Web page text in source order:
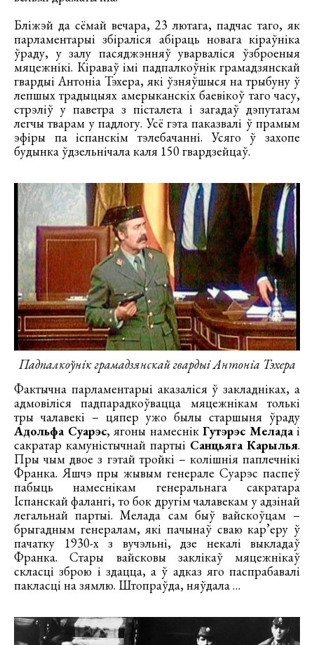
Бліжэй да сёмай вечара, 23 лютага, падчас таго, як
парламентарыі збіраліся абіраць новага кіраўніка
ўраду, у залу пасяджэнняў уварваліся ўзброеныя
мяцежнікі. Кіраваў імі падпалкоўнік грамадзянскай
гвардыі Антоніа Тэхера, які ўзняўшыся на трыбуну ў
лепшых традыцыях амерыканскіх баевікоў таго часу,
стрэліў у паветра з пісталета і загадаў дэпутатам
легчы тварам у падлогу. Усё гэта паказвалі ў прамым
эфіры па іспанскім тэлебачанні. Усяго ў захопе
будынка ўдзельнічала каля 150 гвардзейцаў.
Падпалкоўнік грамадзянскай гвардыі Антоніа Тэхера
Фактычна парламентарыі аказаліся ў закладніках, а
адмовіліся падпарадкоўвацца мяцежнікам толькі
тры чалавекі – цяпер ужо былы старшыня ўраду
Адольфа Суарэс, ягоны намеснік Гутэрэс Меладаі
сакратар камуністычнай партыі Санцьяга Карылья.
Пры чым двое з гэтай тройкі – колішнія паплечнікі
Франка. Яшчэ пры жывым генерале Суарэс паспеў
пабыць намеснікам генеральнага сакратара
Іспанскай фалангі, то бок другім чалавекам у адзінай
легальнай партыі. Мелада сам быў вайскоўцам –
брыгадным генералам, які пачынаў сваю кар’еру ў
пачатку 1930-х з вучэльні, дзе некалі выкладаў
Франка. Стары вайсковы заклікаў мяцежнікаў
скласці зброю і здацца, а ў адказ яго паспрабавалі
пакласці на зямлю. Штопраўда, няўдала …